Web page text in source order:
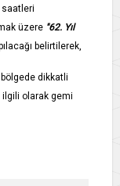
saatleri
üzere "62. Yıl
belirtilerek,
dikkatli
ilgili olarak gemi